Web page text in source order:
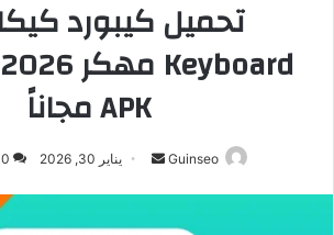
APK مجاناً
Guinseo
أرسليناير 30, 2026 0